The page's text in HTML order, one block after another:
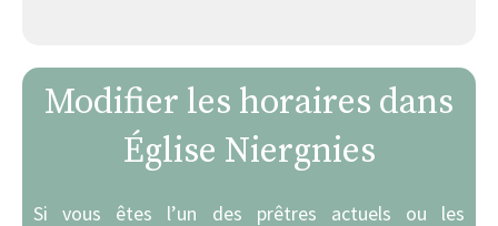
Modifier les horaires dans
Église Niergnies
Si vous êtes l’un des prêtres actuels ou les